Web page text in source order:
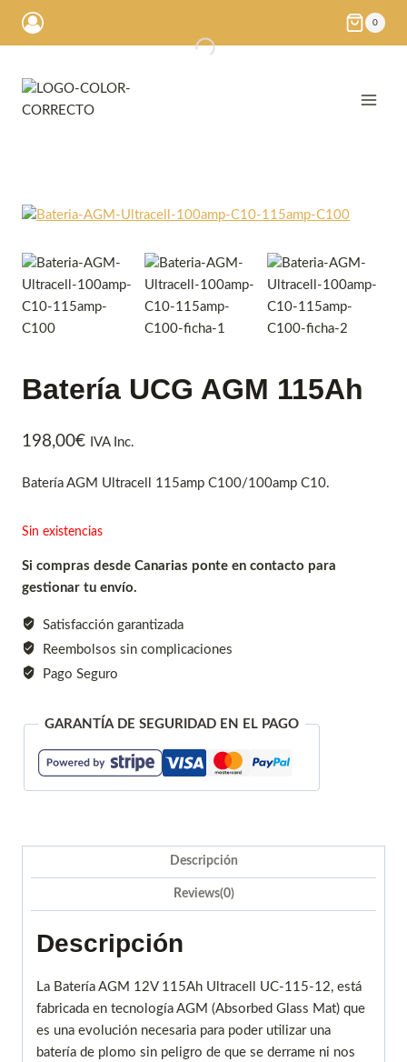
Saltar
0
Batería UCG AGM 115Ah
198,00€ IVA Inc.
Batería AGM Ultracell 115amp C100/100amp C10.
Sin existencias
Si compras desde Canarias ponte en contacto para
gestionar tu envío.
Satisfacción garantizada
Reembolsos sin complicaciones
Pago Seguro
GARANTÍA DE SEGURIDAD EN EL PAGO
Descripción
Reviews(0)
Descripción
La Batería AGM 12V 115Ah Ultracell UC-115-12, está
fabricada en tecnología AGM (Absorbed Glass Mat) que
es una evolución necesaria para poder utilizar una
batería de plomo sin peligro de que se derrame ni nos